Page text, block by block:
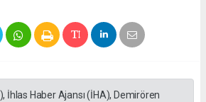
İhlas Haber Ajansı (İHA), Demirören